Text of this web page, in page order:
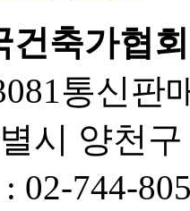
건축가협회
통신판
시 양천
02-744-